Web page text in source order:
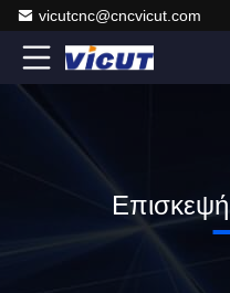
vicutcnc@cncvicut.com